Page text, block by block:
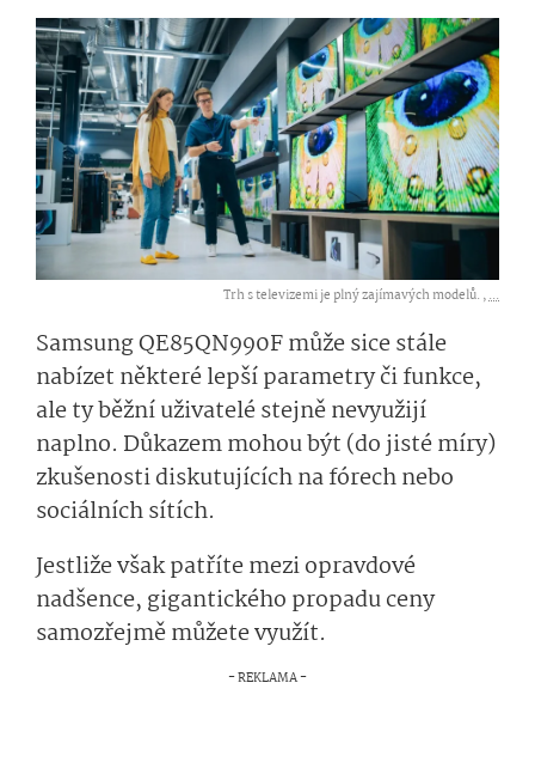
Trh s televizemi je plný zajímavých modelů. ,...
Samsung QE85QN990F může sice stále
nabízet některé lepší parametry či funkce,
ale ty běžní uživatelé stejně nevyužijí
naplno. Důkazem mohou být (do jisté míry)
zkušenosti diskutujících na fórech nebo
sociálních sítích.
Jestliže však patříte mezi opravdové
nadšence, gigantického propadu ceny
samozřejmě můžete využít.